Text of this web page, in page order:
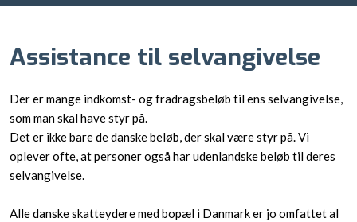
Assistance til selvangivelse
Der er mange indkomst- og fradragsbeløb til ens selvangivelse,
som man skal have styr på.
Det er ikke bare de danske beløb, der skal være styr på. Vi
oplever ofte, at personer også har udenlandske beløb til deres
selvangivelse.
Alle danske skatteydere med bopæl i Danmark er jo omfattet al